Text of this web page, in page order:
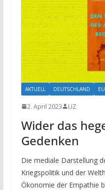
AKTUELL DEUTSCHLAND
2. April 2023 UZ
Wider das
Gedenken
Die mediale Darstellung
Kriegspolitik und der
Ökonomie der Empathie